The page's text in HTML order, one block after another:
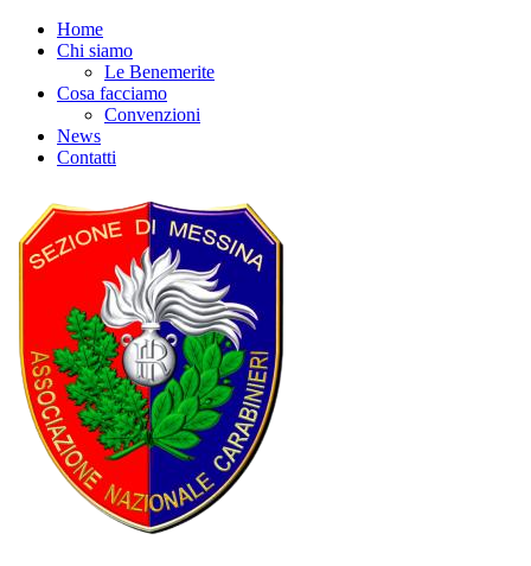
Home
Chi siamo
Le Benemerite
Cosa facciamo
Convenzioni
News
Contatti